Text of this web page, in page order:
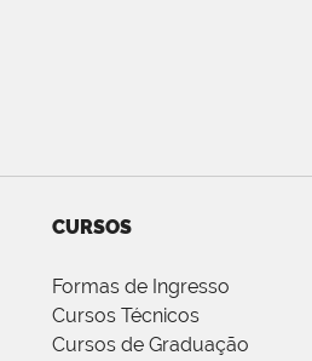
CURSOS
Formas de Ingresso
Cursos Técnicos
Cursos de Graduação